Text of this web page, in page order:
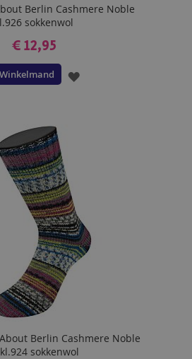
Berlin Cashmere Noble
sokkenwol
€ 12,95
VOEG
Berlin Cashmere Noble
kl.924 sokkenwol